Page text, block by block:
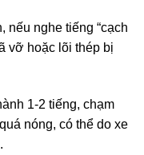
nếu nghe tiếng “cạch
vỡ hoặc lõi thép bị
1-2 tiếng, chạm
nóng, có thể do xe